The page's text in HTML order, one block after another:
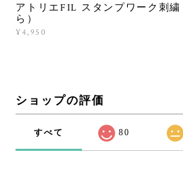
アトリエFIL スタンプワーク刺
ら）
¥4,950
ショップの評価
すべて 80